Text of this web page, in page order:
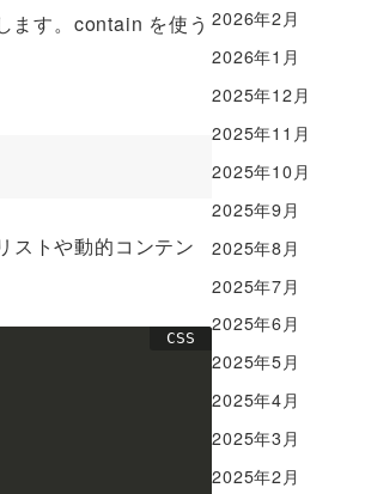
ます。contain を使う
ストや動的コンテン
2026年2月
2026年1月
2025年12月
2025年11月
2025年10月
2025年9月
2025年8月
2025年7月
2025年6月
2025年5月
2025年4月
2025年3月
2025年2月